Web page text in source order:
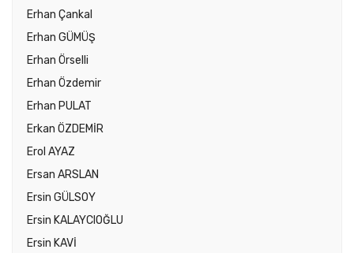
Erhan Çankal
Erhan GÜMÜŞ
Erhan Örselli
Erhan Özdemir
Erhan PULAT
Erkan ÖZDEMİR
Erol AYAZ
Ersan ARSLAN
Ersin GÜLSOY
Ersin KALAYCIOĞLU
Ersin KAVİ